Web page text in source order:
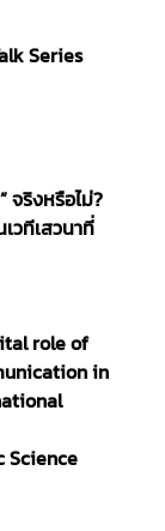
Series
จริงหรือไม่?
วทีเสวนาที่
role of
in
Science